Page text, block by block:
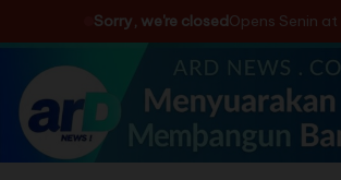
Sorry, we're closedOpens Senin at
Skip
content